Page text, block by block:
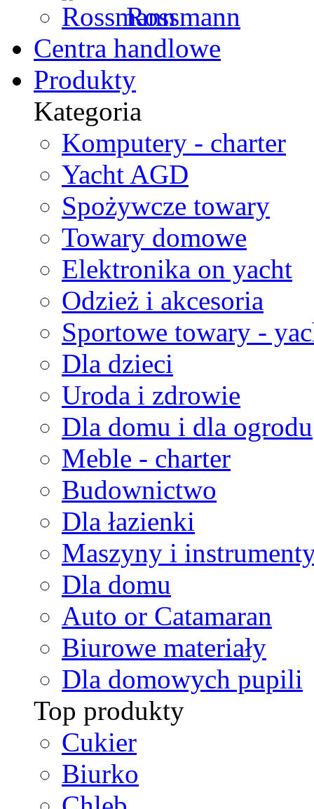
Rossmann
Centra handlowe
Produkty
Kategoria
Komputery - charter
Yacht AGD
Spożywcze towary
Towary domowe
Elektronika on yacht
Odzież i akcesoria
Sportowe towary -
Dla dzieci
Uroda i zdrowie
Dla domu i dla ogrodu
Meble - charter
Budownictwo
Dla łazienki
Maszyny i
Dla domu
Auto or Catamaran
Biurowe materiały
Dla domowych pupili
Top produkty
Cukier
Biurko